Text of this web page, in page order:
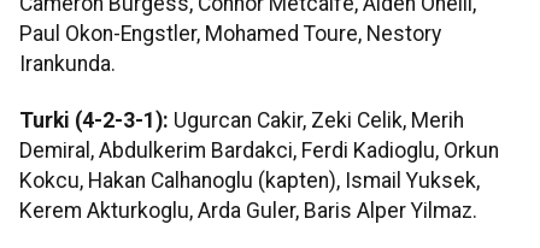
Paul Okon-Engstler, Mohamed Toure, Nestory
Irankunda.
Turki (4-2-3-1): Ugurcan Cakir, Zeki Celik, Merih
Demiral, Abdulkerim Bardakci, Ferdi Kadioglu, Orkun
Kokcu, Hakan Calhanoglu (kapten), Ismail Yuksek,
Kerem Akturkoglu, Arda Guler, Baris Alper Yilmaz.